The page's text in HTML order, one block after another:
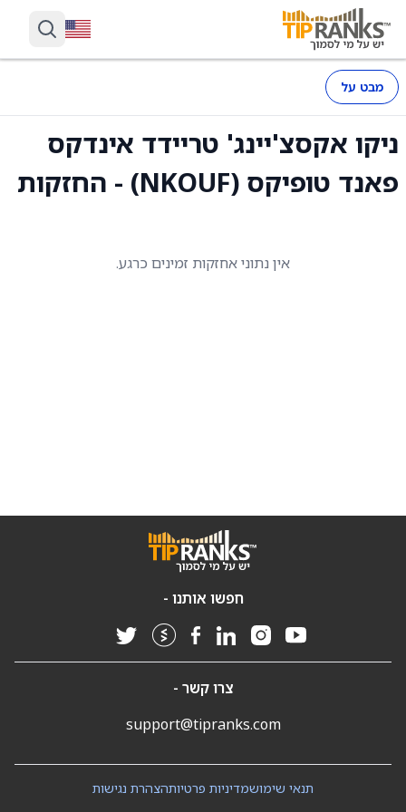
מבט על
ניקו אקסצ'יינג' טריידד אינדקס
פאנד טופיקס (NKOUF) - החזקות
אין נתוני אחזקות זמינים כרגע.
חפשו אותנו -
צרו קשר -
support@tipranks.com
הצהרת נגישותמדיניות פרטיותתנאי שימוש